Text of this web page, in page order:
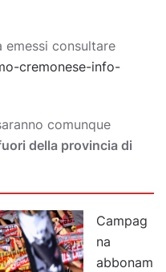
consultare
cremonese-info-
comunque
della provincia di
Campag
na
abbonam